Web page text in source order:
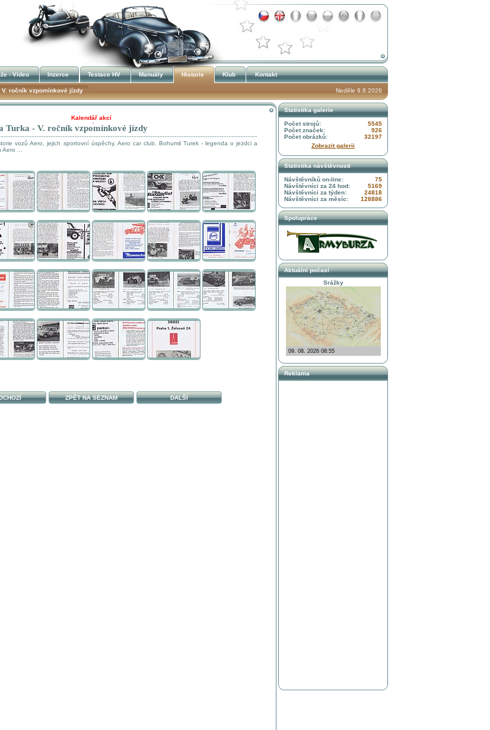
Turka - V. ročník vzpomínkové jízdy
vozů Aero, jejich sportovní úspěchy, Aero car club. Bohumil Turek - legenda o jezdci a
...
ZPĚT NA SEZNAM DALŠÍ
Statistika galerie
5545
Počet strojů:
926
Počet značek:
32197
Počet obrázků:
Zobrazit galerii
Statistika návštěvnosti
75
Návštěvníků on-line:
5169
Návštěvníci za 24 hod:
24818
Návštěvníci za týden:
128886
Návštěvníci za měsíc:
Spolupráce
Aktuální počasí
Srážky
Reklama
Neděle 9.8.2026
- Video Inzerce Testace HV Manuály Historie Klub Kontakt
V. ročník vzpomínkové jízdy
!!! UKRADENÉ STROJE !!!
Kalendář akcí